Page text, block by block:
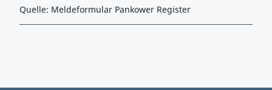
Quelle: Meldeformular Pankower Register